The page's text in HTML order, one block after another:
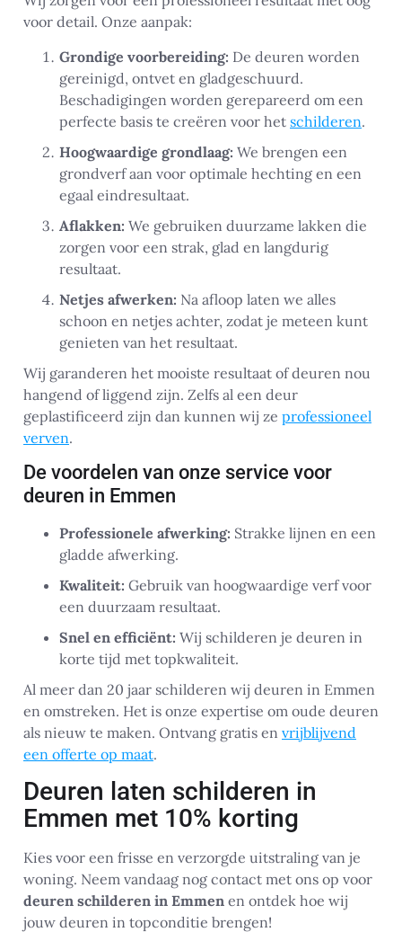
voor detail. Onze aanpak:
Grondige voorbereiding: De deuren worden
gereinigd, ontvet en gladgeschuurd.
Beschadigingen worden gerepareerd om een
perfecte basis te creëren voor het schilderen.
Hoogwaardige grondlaag: We brengen een
grondverf aan voor optimale hechting en een
egaal eindresultaat.
Aflakken: We gebruiken duurzame lakken die
zorgen voor een strak, glad en langdurig
resultaat.
Netjes afwerken: Na afloop laten we alles
schoon en netjes achter, zodat je meteen kunt
genieten van het resultaat.
Wij garanderen het mooiste resultaat of deuren nou
hangend of liggend zijn. Zelfs al een deur
geplastificeerd zijn dan kunnen wij ze professioneel
verven.
De voordelen van onze service voor
deuren in Emmen
Professionele afwerking: Strakke lijnen en een
gladde afwerking.
Kwaliteit: Gebruik van hoogwaardige verf voor
een duurzaam resultaat.
Snel en efficiënt: Wij schilderen je deuren in
korte tijd met topkwaliteit.
Al meer dan 20 jaar schilderen wij deuren in Emmen
en omstreken. Het is onze expertise om oude deuren
als nieuw te maken. Ontvang gratis en vrijblijvend
een offerte op maat.
Deuren laten schilderen in
Emmen met 10% korting
Kies voor een frisse en verzorgde uitstraling van je
woning. Neem vandaag nog contact met ons op voor
deuren schilderen in Emmen en ontdek hoe wij
jouw deuren in topconditie brengen!